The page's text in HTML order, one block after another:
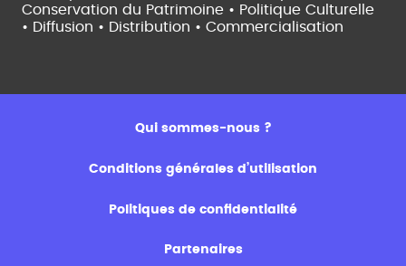
Conservation du Patrimoine • Politique Culturelle
• Diffusion • Distribution • Commercialisation
Qui sommes-nous ?
Conditions générales d’utilisation
Politiques de confidentialité
Partenaires